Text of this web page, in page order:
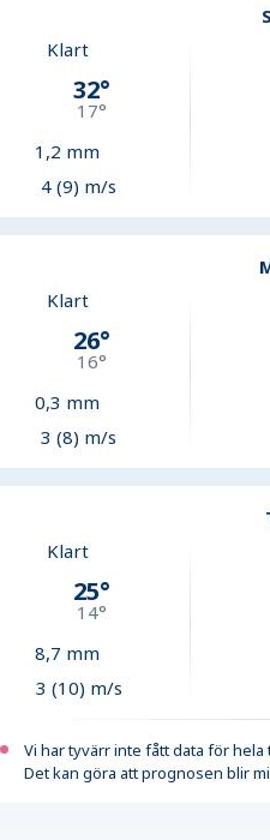
Klart
32°
17°
1,2 mm
4 (9) m/s
Klart
26°
16°
0,3 mm
3 (8) m/s
Klart
25°
14°
8,7 mm
3 (10) m/s
Vi har tyvärr inte fått data för
Det kan göra att prognosen blir